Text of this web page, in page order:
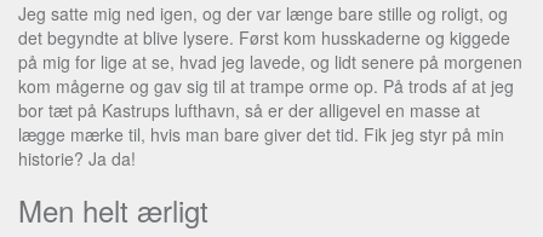
Jeg satte mig ned igen, og der var længe bare stille og roligt, og
det begyndte at blive lysere. Først kom husskaderne og kiggede
på mig for lige at se, hvad jeg lavede, og lidt senere på morgenen
kom mågerne og gav sig til at trampe orme op. På trods af at jeg
bor tæt på Kastrups lufthavn, så er der alligevel en masse at
lægge mærke til, hvis man bare giver det tid. Fik jeg styr på min
historie? Ja da!
Men helt ærligt